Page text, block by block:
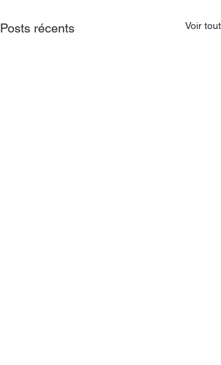
Posts récents Voir tout